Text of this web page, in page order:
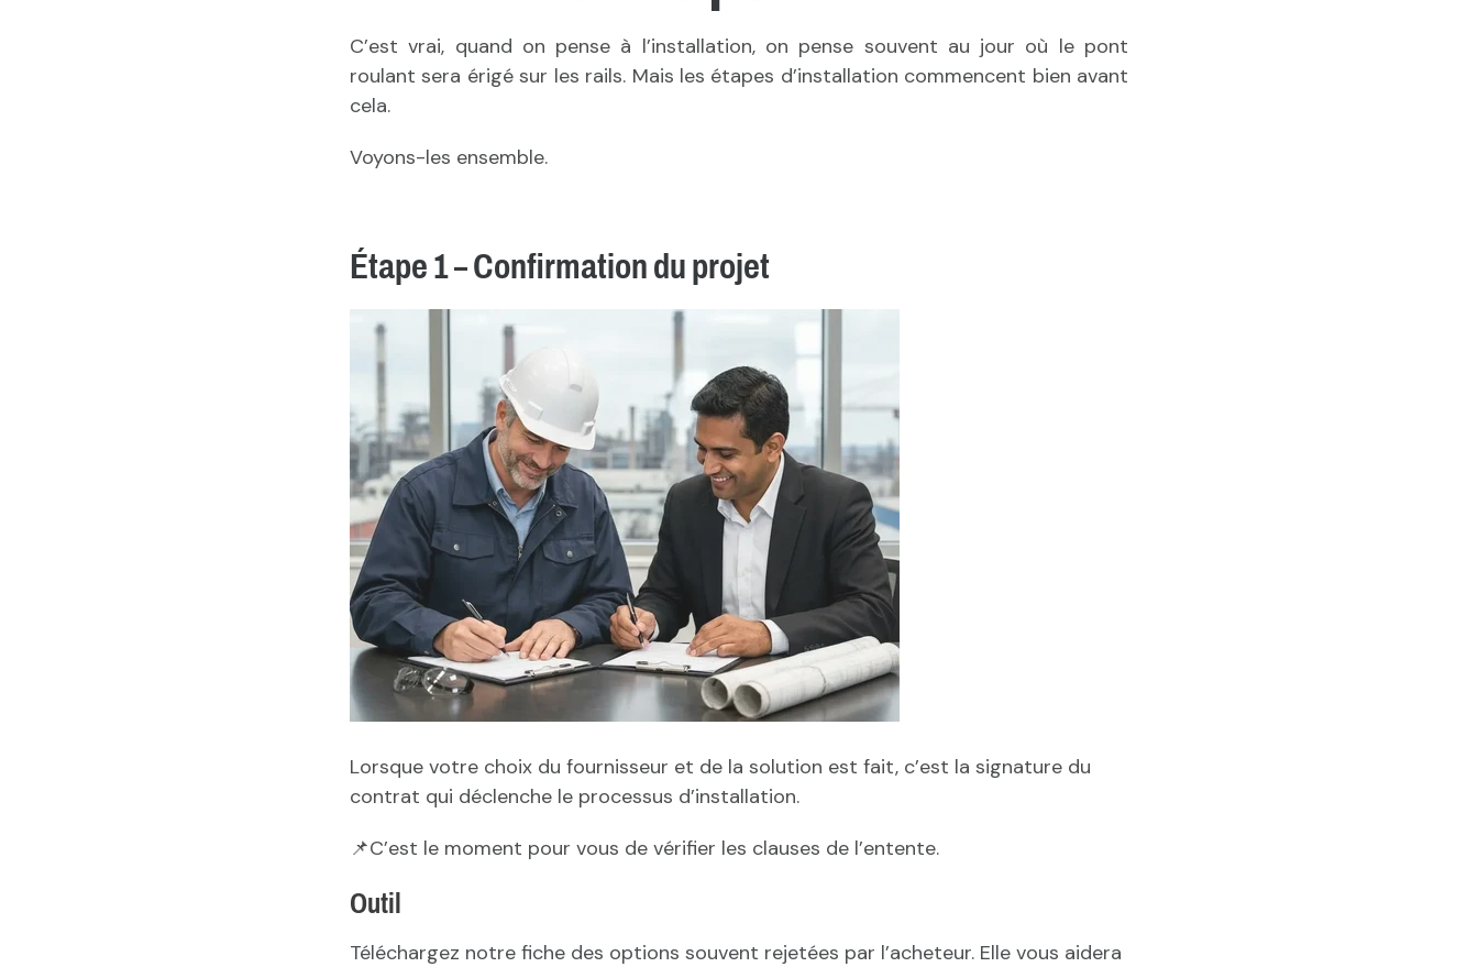
C’est vrai, quand on pense à l’installation, on pense souvent au jour où le pont
roulant sera érigé sur les rails. Mais les étapes d’installation commencent bien avant
cela.
Voyons-les ensemble.
Étape 1 – Confirmation du projet
Lorsque votre choix du fournisseur et de la solution est fait, c’est la signature du
contrat qui déclenche le processus d’installation.
📌C’est le moment pour vous de vérifier les clauses de l’entente.
Outil
Téléchargez notre fiche des options souvent rejetées par l’acheteur. Elle vous aidera